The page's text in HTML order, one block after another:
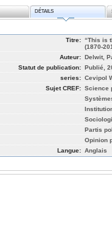
DÉTAILS
Titre: “This is
(1870-
Auteur: Delwit,
Statut de publication: Publié,
series: Cevipol
Sujet CREF: Science
Partis
Opinion
Langue: Anglais